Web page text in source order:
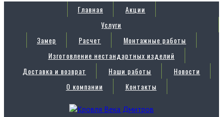
Главная
Акции
Услуги
Замер
Расчет
Монтажные работы
Изготовление нестандартных изделий
Доставка и возврат
Наши работы
Новости
О компании
Контакты